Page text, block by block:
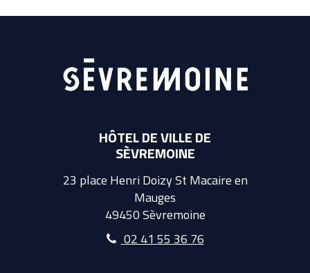
HÔTEL DE VILLE DE
SÈVREMOINE
23 place Henri Doizy St Macaire en
Mauges
49450 Sèvremoine
02 41 55 36 76